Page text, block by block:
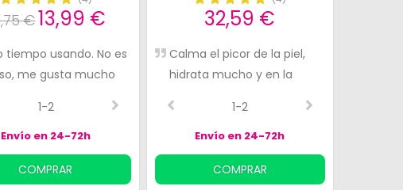
usando este
gusta
Eficaz contra el
enrojecimiento
4-4
limpiador para
piel grasa. Yo
ha ayudado a
Hay que ponerse bastante
cantidad para desmaquillar
muy limpia y sin tirantez.
Llevo meses
€13,99 €
tiempo usando. No es
me gusta mucho
1-2
Crema que uso a menudo
Envío en 24-72h
COMPRAR
32,59 €
Calma el picor de la piel,
hidrata mucho y en la
mejora en la piel.
1-2
Envío en 24-72h
COMPRAR